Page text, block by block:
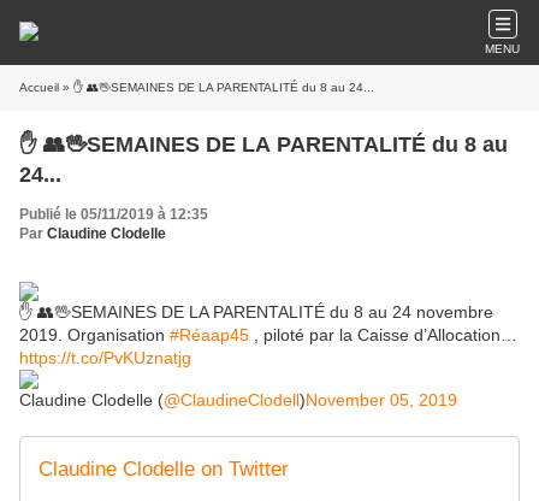
MENU
Accueil » ✋ 👥🖖SEMAINES DE LA PARENTALITÉ du 8 au 24...
✋ 👥🖖SEMAINES DE LA PARENTALITÉ du 8 au
24...
Publié le 05/11/2019 à 12:35
Par Claudine Clodelle
✋ 👥🖖SEMAINES DE LA PARENTALITÉ du 8 au 24 novembre
2019. Organisation #Réaap45 , piloté par la Caisse d’Allocation…
https://t.co/PvKUznatjg
Claudine Clodelle (@ClaudineClodell)November 05, 2019
Claudine Clodelle on Twitter